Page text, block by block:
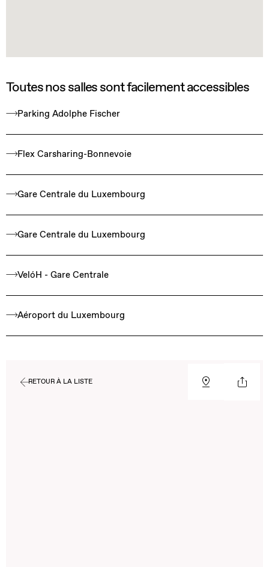
Toutes nos salles sont facilement accessibles
Parking Adolphe Fischer
Flex Carsharing-Bonnevoie
Gare Centrale du Luxembourg
Gare Centrale du Luxembourg
VelóH - Gare Centrale
Aéroport du Luxembourg
RETOUR À LA LISTE